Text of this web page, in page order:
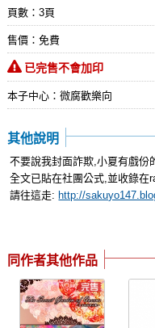
頁數：3頁
售價：免費
已完售不會加印
本子中心：微腐歡樂向
其他說明
不要說我封面詐欺,小夏有戲份
全文已貼在社團公式,並收錄在
請往這走: http://
同作者其他作品